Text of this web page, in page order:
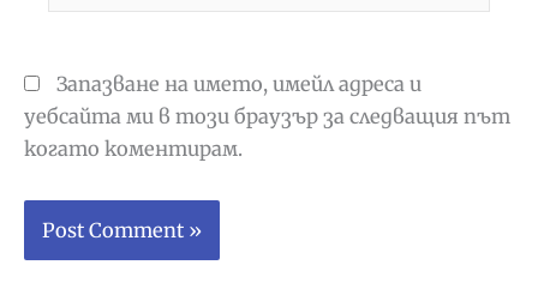
Запазване на името, имейл адреса и
уебсайта ми в този браузър за следващия път
когато коментирам.